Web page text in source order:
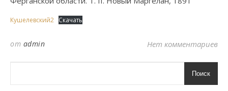
Кушелевский2 Скачать
от admin Нет комментариев
Поиск